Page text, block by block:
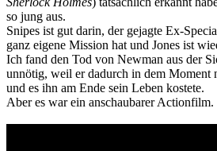
so jung aus.
Snipes ist gut darin, der gejagte Ex-
ganz eigene Mission hat und Jones ist
Ich fand den Tod von Newman aus der
unnötig, weil er dadurch in dem Moment
und es ihn am Ende sein Leben kostete.
Aber es war ein anschaubarer Actionfilm.